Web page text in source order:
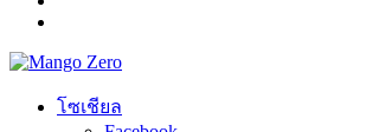
โซเชียล